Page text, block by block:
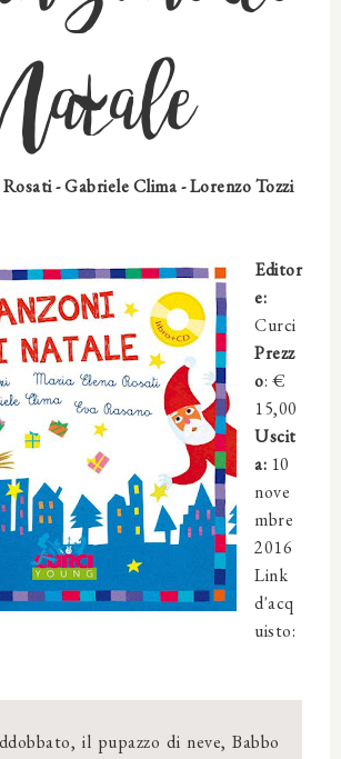
-Gabriele Clima - Lorenzo Tozzi
Editor
e:
Curci
Prezz
o: €
15,00
Uscit
a: 10
nove
mbre
2016
Link
d'acq
uisto:
il pupazzo di neve, Babbo